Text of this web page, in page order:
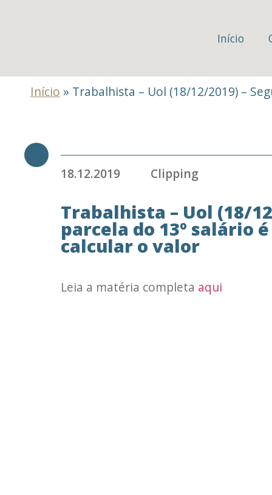
Início
Início » Trabalhista – Uol (18/12/2019) –
18.12.2019 Clipping
Trabalhista – Uol (18/
parcela do 13º salário
calcular o valor
Leia a matéria completa aqui